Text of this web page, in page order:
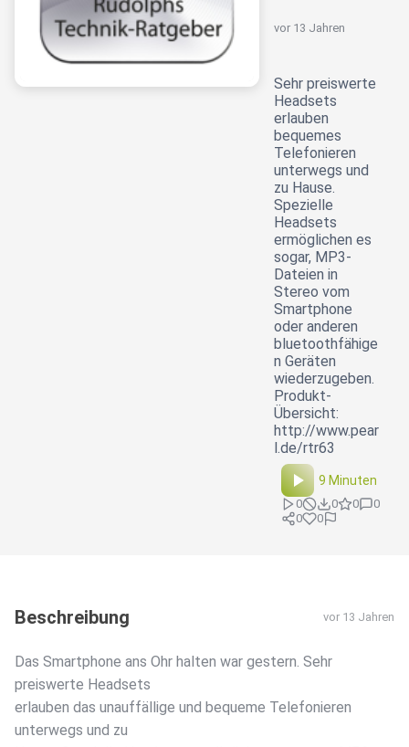
vor 13 Jahren
Sehr preiswerte
Headsets
erlauben
bequemes
Telefonieren
unterwegs und
zu Hause.
Spezielle
Headsets
ermöglichen es
sogar, MP3-
Dateien in
Stereo vom
Smartphone
oder anderen
bluetoothfähige
n Geräten
wiederzugeben.
Produkt-
Übersicht:
http://www.pear
l.de/rtr63
9 Minuten
0 0 0
0
0
0
Beschreibung vor 13 Jahren
Das Smartphone ans Ohr halten war gestern. Sehr
preiswerte Headsets
erlauben das unauffällige und bequeme Telefonieren
unterwegs und zu